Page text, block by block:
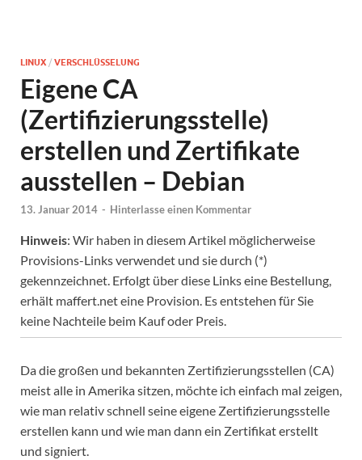
LINUX / VERSCHLÜSSELUNG
Eigene CA
(Zertifizierungsstelle)
erstellen und Zertifikate
ausstellen – Debian
13. Januar 2014 - Hinterlasse einen Kommentar
Hinweis: Wir haben in diesem Artikel möglicherweise
Provisions-Links verwendet und sie durch (*)
gekennzeichnet. Erfolgt über diese Links eine Bestellung,
erhält maffert.net eine Provision. Es entstehen für Sie
keine Nachteile beim Kauf oder Preis.
Da die großen und bekannten Zertifizierungsstellen (CA)
meist alle in Amerika sitzen, möchte ich einfach mal zeigen,
wie man relativ schnell seine eigene Zertifizierungsstelle
erstellen kann und wie man dann ein Zertifikat erstellt
und signiert.